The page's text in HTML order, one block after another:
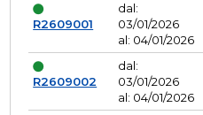
R2609001
dal:
03/01/2026
al: 04/01/2026
R2609002
dal:
03/01/2026
al: 04/01/2026